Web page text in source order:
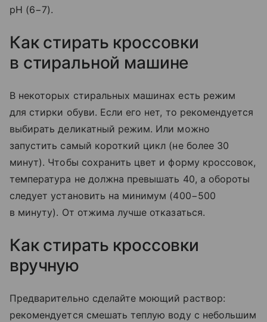
pH (6−7).
Как стирать кроссовки
в стиральной машине
В некоторых стиральных машинах есть режим
для стирки обуви. Если его нет, то рекомендуется
выбирать деликатный режим. Или можно
запустить самый короткий цикл (не более 30
минут). Чтобы сохранить цвет и форму кроссовок,
температура не должна превышать 40, а обороты
следует установить на минимум (400−500
в минуту). От отжима лучше отказаться.
Как стирать кроссовки
вручную
Предварительно сделайте моющий раствор:
рекомендуется смешать теплую воду с небольшим